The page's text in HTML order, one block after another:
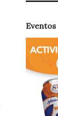
Eventos